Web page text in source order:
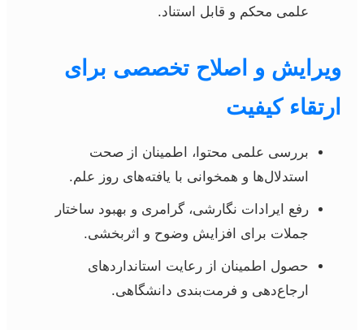
علمی محکم و قابل استناد.
ویرایش و اصلاح تخصصی برای
ارتقاء کیفیت
بررسی علمی محتوا، اطمینان از صحت
استدلال‌ها و همخوانی با یافته‌های روز علم.
رفع ایرادات نگارشی، گرامری و بهبود ساختار
جملات برای افزایش وضوح و اثربخشی.
حصول اطمینان از رعایت استانداردهای
ارجاع‌دهی و فرمت‌بندی دانشگاهی.